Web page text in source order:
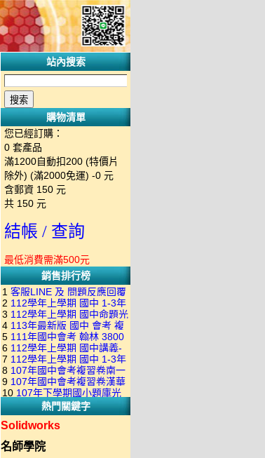
站內搜索
購物清單
您已經訂購：
0 套產品
滿1200自動扣200 (特價片
除外) (滿2000免運) -0 元
含郵資 150 元
共 150 元
結帳 / 查詢
最低消費需滿500元
銷售排行榜
1 客服LINE 及 問題反應回覆
方式 下單後出現訂單編號就
是訂購成功 不會有回覆信
2 112學年上學期 國中 1-3年
級 校用卷 (含南一.康軒.翰林.
全科目.全部卷.含解答)完整版
(2DVD)
3 112學年上學期 國中命題光
碟 康軒版 1-3年級(含108課
綱)(全年級、全領域) 題庫光
碟(不包含：藝文+綜合+健體)
4 113年最新版 國中 會考 複
習卷講義 共18卷(含南一百分
百EZ+南一超會考+康軒麻辣
+康軒會考勝經+康軒易點通
+康軒圖解E點通+漢華大聯盟
+翰林大滿貫+翰林橘子+翰林
Lite輕+翰林主題探索+奇鼎
KO+奇鼎進會考+金安新思維
+金安雙向溝通+金安會考
735+建弘細說.活用+漢華達
5 111年國中會考 翰林 3800
應用題彙編 + 南一 3688 應用
題彙編+南一歷屆試題+康軒
3800+ 應用題彙編 1-3年級 卷
類光碟
6 112學年上學期 國中講義-
題型較難(康軒新挑戰麻辣講
義+翰林超級翰將講義+南一學
習標竿講義) 1-3年級 合輯版
DVD版
7 112學年上學期 國中 1-3年
級 習作解答+課本解答(含康
軒.南一.翰林全版本.全科目)
合輯版 DVD版
8 107年國中會考複習卷南一
版 ( 點線面 )全科目.九科含解
答.合輯正式版
9 107年國中會考複習卷漢華
版 ( 達陣 ) 全科目.八科含解
答.合輯正式版
10 107年下學期國小題庫光
碟-南一版（1～6年級）全科
目合輯版 (三片裝)
熱門關鍵字
Solidworks
名師學院